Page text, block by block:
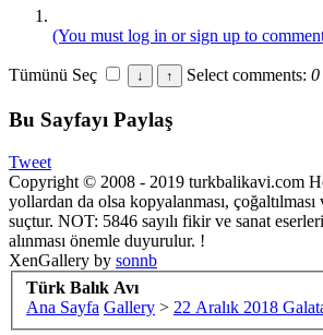
(You must log in or sign up to
Tümünü Seç Select comments: 0
Bu Sayfayı Paylaş
Tweet
Copyright © 2008 - 2019 turkbalikavi.com
yollardan da olsa kopyalanması,
suçtur. NOT: 5846 sayılı fikir ve sanat
alınması önemle duyurulur. !
XenGallery by sonnb
Türk Balık Avı
Ana Sayfa Gallery > 22 Aralık 2018